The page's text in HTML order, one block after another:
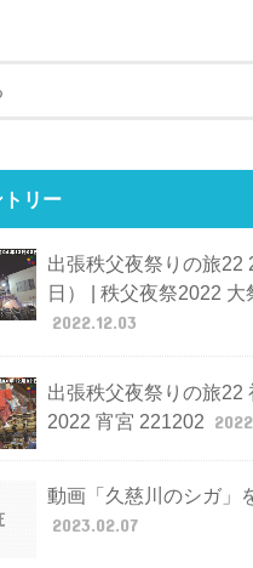
リー
出張秩父夜祭りの旅22
日） | 秩父夜祭2022 大
2022.12.03
出張秩父夜祭りの旅22
2022 宵宮 221202
動画「久慈川のシガ」
2023.02.07